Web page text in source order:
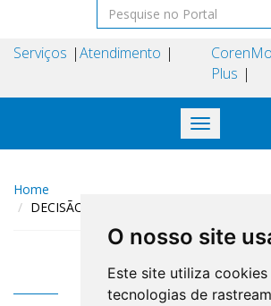
O nosso site
Este site utiliza
tecnologias de
Serviços Atendimento
Coren
Plus
Toggle
navigation
Home
DECISÃO COREN-DF N° 111 DE 04 DE